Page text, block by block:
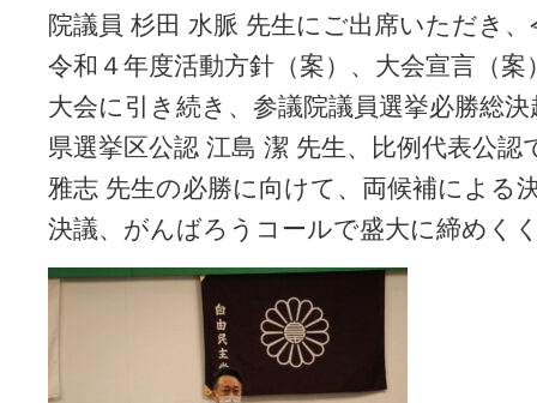
院議員 杉田 水脈 先生にご出席いただき
令和４年度活動方針（案）、大会宣言（
大会に引き続き、参議院議員選挙必勝総
県選挙区公認 江島 潔 先生、比例代表公認
雅志 先生の必勝に向けて、両候補による
決議、がんばろうコールで盛大に締めく